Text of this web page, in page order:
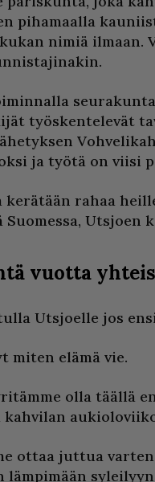
pihamaalla
nimiä ilmaan.
työskentelevät
ja työtä on viisi
kerätään rahaa
Utsjoen
vuotta
Utsjoelle jos
miten elämä vie.
olla täällä
ottaa juttua
lämpimään